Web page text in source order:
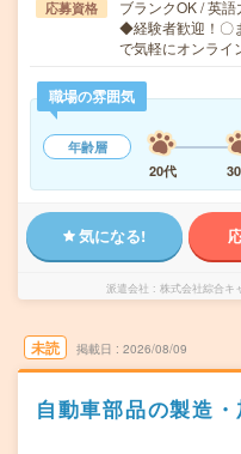
応募資格
ブランクOK / 英語
◆経験者歓迎！〇
で気軽にオンラ
職場の雰囲気
年齢層
20代
気になる!
派遣会社 株式会社綜合キ
未読 掲載日 2026/08/09
自動車部品の製造